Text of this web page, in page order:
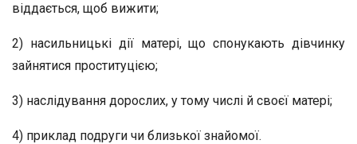
віддається, щоб вижити;
2) насильницькі дії матері, що спонукають дівчинку
зайнятися проституцією;
3) наслідування дорослих, у тому числі й своєї матері;
4) приклад подруги чи близької знайомої.